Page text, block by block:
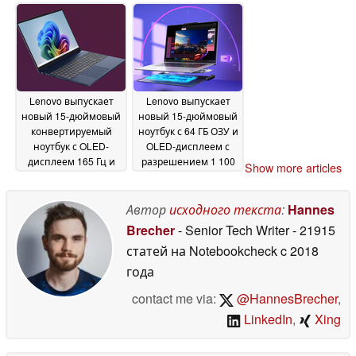
Lenovo выпускает
новый 15-дюймовый
конвертируемый
ноутбук с OLED-
дисплеем 165 Гц и
Lenovo выпускает
новый 15-дюймовый
ноутбук с 64 ГБ ОЗУ и
OLED-дисплеем с
разрешением 1 100
Show more articles
Авторисходного текста: Hannes
Brecher- Senior Tech Writer- 21915
статей на Notebookcheckc 2018
года
contact me via:
@HannesBrecher,
LinkedIn, Xing